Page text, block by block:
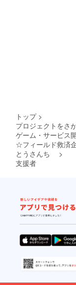
トップ >
プロジェクトをさ
ゲーム・サービス
☆フィールド救済
とうさんち
>
支援者